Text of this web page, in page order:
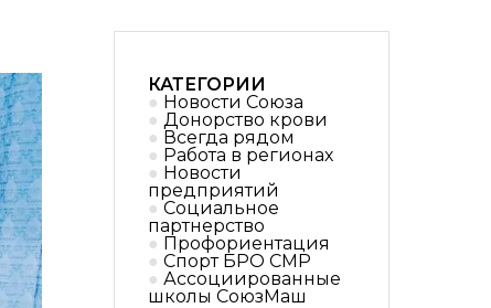
КАТЕГОРИИ
Новости Союза
Донорство крови
Всегда рядом
Работа в регионах
Новости
предприятий
Социальное
партнерствo
Профориентация
Спорт БРО СМР
Ассоциированные
школы СоюзМаш